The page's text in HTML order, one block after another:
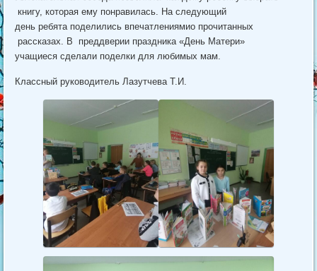
книгу, которая ему понравилась. На следующий
день ребята поделились впечатлениямио прочитанных
рассказах. В преддверии праздника «День Матери»
учащиеся сделали поделки для любимых мам.
Классный руководитель Лазутчева Т.И.